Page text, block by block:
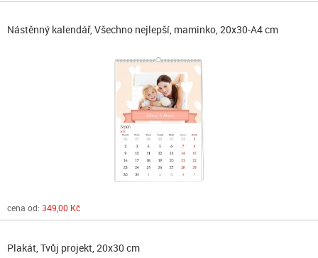
Nástěnný kalendář, Všechno nejlepší, maminko, 20x30-A4 cm
cena od: 349,00 Kč
Plakát, Tvůj projekt, 20x30 cm